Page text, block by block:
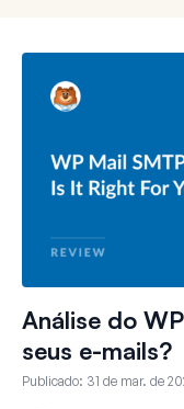
Análise do
seus e-mails?
Publicado: 31 de mar. de